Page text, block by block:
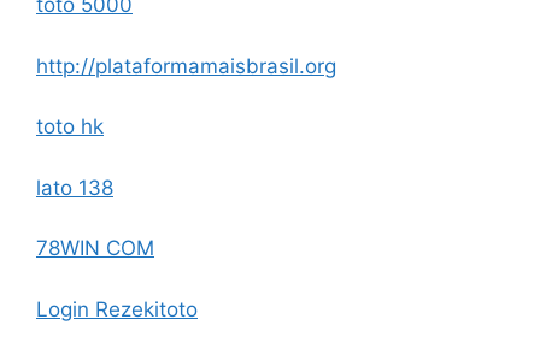
toto 5000
http://plataformamaisbrasil.org
toto hk
lato 138
78WIN COM
Login Rezekitoto